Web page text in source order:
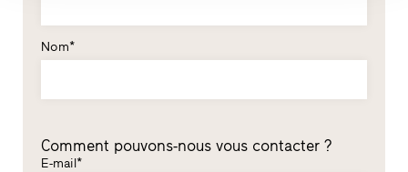
Nom*
Comment pouvons-nous vous contacter ?
E-mail*